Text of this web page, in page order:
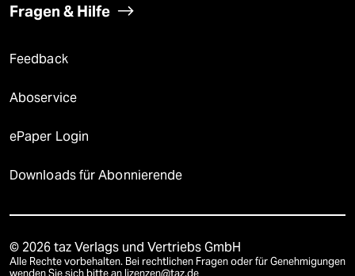
Fragen & Hilfe
Feedback
Aboservice
ePaper Login
Downloads für Abonnierende
© 2026 taz Verlags und Vertriebs GmbH
Alle Rechte vorbehalten. Bei rechtlichen Fragen oder für Genehmigungen